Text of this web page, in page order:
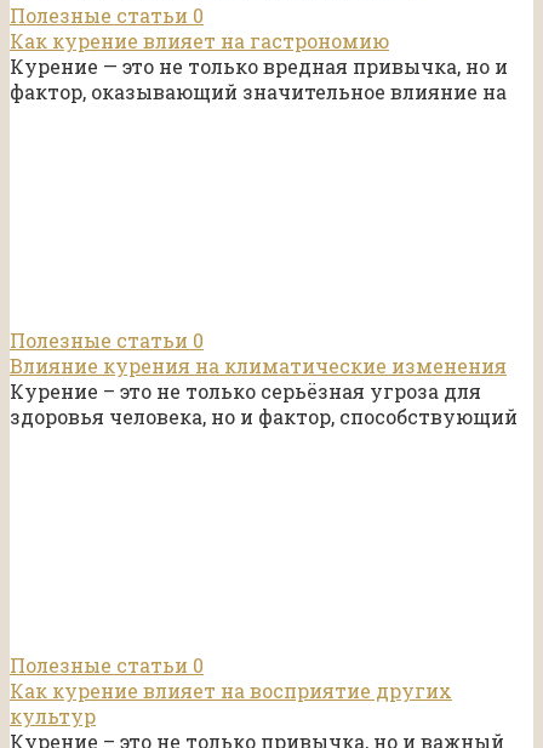
Полезные статьи 0
Как курение влияет на гастрономию
Курение — это не только вредная привычка, но и
фактор, оказывающий значительное влияние на
Полезные статьи 0
Влияние курения на климатические изменения
Курение – это не только серьёзная угроза для
здоровья человека, но и фактор, способствующий
Полезные статьи 0
Как курение влияет на восприятие других
культур
Курение – это не только привычка, но и важный